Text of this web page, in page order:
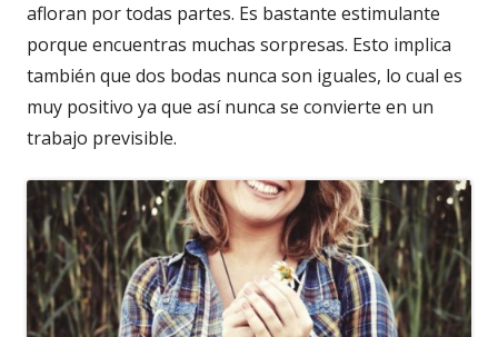
afloran por todas partes. Es bastante estimulante
porque encuentras muchas sorpresas. Esto implica
también que dos bodas nunca son iguales, lo cual es
muy positivo ya que así nunca se convierte en un
trabajo previsible.